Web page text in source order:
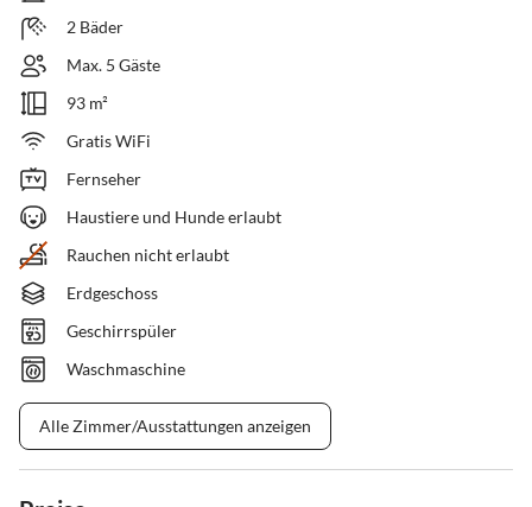
2 Bäder
Max. 5 Gäste
93 m²
Gratis WiFi
Fernseher
Haustiere und Hunde erlaubt
Rauchen nicht erlaubt
Erdgeschoss
Geschirrspüler
Waschmaschine
Alle Zimmer/Ausstattungen anzeigen